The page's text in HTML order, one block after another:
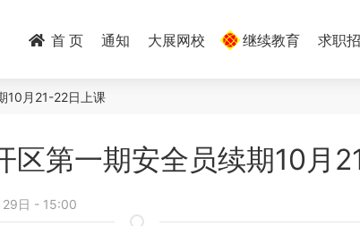
首 页 通知 大展网校 继续教育 求职
10月21-22日上课
区第一期安全员续期10月
日 - 15:00